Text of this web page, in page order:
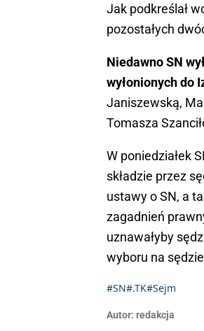
Jak podkreślał
pozostałych
Niedawno SN
wyłonionych do
Janiszewską,
Tomasza
W poniedziałek
składzie przez
ustawy o SN, a
zagadnień
uznawałyby
wyboru na
#SN#.TK#Sejm
Autor: redakcja